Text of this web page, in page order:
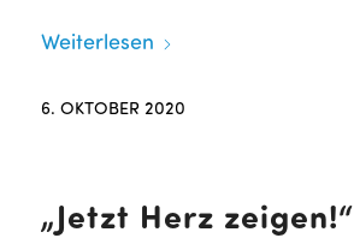
Weiterlesen
6. OKTOBER 2020
„Jetzt Herz zeigen!“